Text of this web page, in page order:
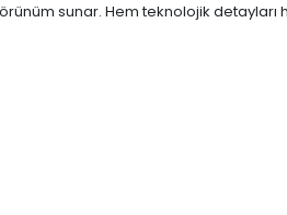
sunar. Hem teknolojik detayları